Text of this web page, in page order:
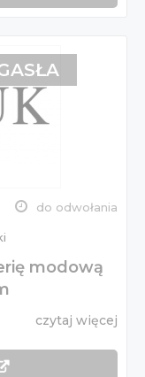
do odwołania
modową
czytaj więcej